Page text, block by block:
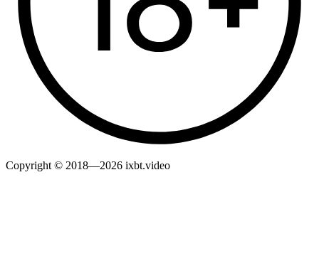
Copyright © 2018—2026 ixbt.video